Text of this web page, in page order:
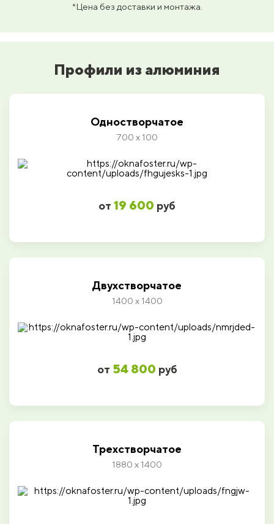
*Цена без доставки и монтажа.
Профили из алюминия
Одностворчатое
700 х 100
от 19 600 руб
Двухстворчатое
1400 х 1400
от 54 800 руб
Трехстворчатое
1880 х 1400